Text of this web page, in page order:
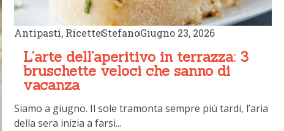
Antipasti, RicetteStefanoGiugno 23, 2026
L’arte dell’aperitivo in terrazza: 3
bruschette veloci che sanno di
vacanza
Siamo a giugno. Il sole tramonta sempre più tardi, l’aria
della sera inizia a farsi...